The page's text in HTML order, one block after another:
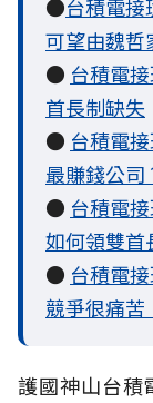
●台積電接
可望由魏哲
● 台積電
首長制缺失
● 台積電
最賺錢公司
● 台積電
如何領雙首
● 台積電
競爭很痛苦
護國神山台積